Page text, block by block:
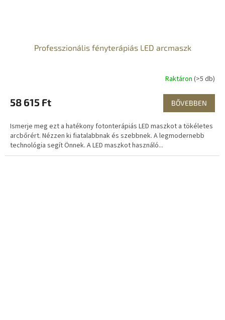
Professzionális fényterápiás LED arcmaszk
Raktáron (>5 db)
58 615 Ft BŐVEBBEN
Ismerje meg ezt a hatékony fotonterápiás LED maszkot a tökéletes
arcbőrért. Nézzen ki fiatalabbnak és szebbnek. A legmodernebb
technológia segít Önnek. A LED maszkot használó...